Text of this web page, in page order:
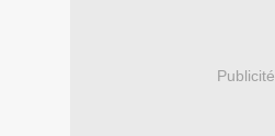
Publicité